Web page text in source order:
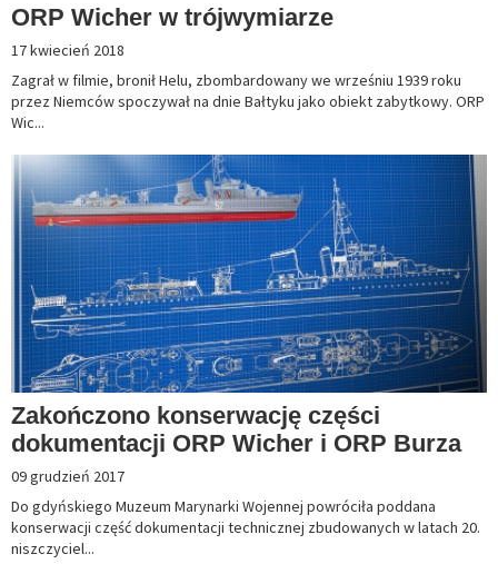
ORP Wicher w trójwymiarze
17 kwiecień 2018
Zagrał w filmie, bronił Helu, zbombardowany we wrześniu 1939 roku
przez Niemców spoczywał na dnie Bałtyku jako obiekt zabytkowy. ORP
Wic...
Zakończono konserwację części
dokumentacji ORP Wicher i ORP Burza
09 grudzień 2017
Do gdyńskiego Muzeum Marynarki Wojennej powróciła poddana
konserwacji część dokumentacji technicznej zbudowanych w latach 20.
niszczyciel...